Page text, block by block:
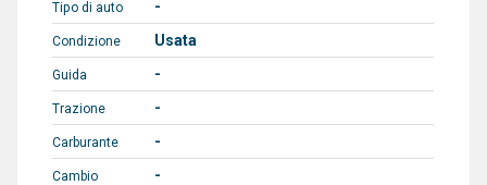
Tipo di auto -
Condizione Usata
Guida -
Trazione -
Carburante -
Cambio -